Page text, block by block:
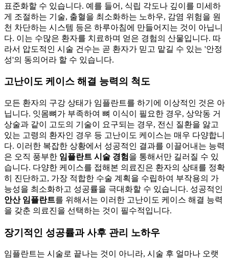
표준화할 수 있습니다. 예를 들어, 식립 각도나 깊이를 미세하
게 조절하는 기술, 출혈을 최소화하는 노하우, 감염 위험을 원
천 차단하는 시스템 등은 하루아침에 만들어지는 것이 아닙니
다. 이는 수많은 환자를 치료하며 얻은 경험의 산물입니다. 따
라서 압도적인 시술 건수는 곧 환자가 믿고 맡길 수 있는 '안정
성'의 동의어라 할 수 있습니다.
고난이도 케이스 해결 능력의 척도
모든 환자의 구강 상태가 임플란트를 하기에 이상적인 것은 아
닙니다. 잇몸뼈가 부족하여 뼈 이식이 필요한 경우, 상악동 거
상술과 같이 고도의 기술이 요구되는 경우, 전신 질환을 앓고
있는 고령의 환자인 경우 등 고난이도 케이스는 매우 다양합니
다. 이러한 복잡한 상황에서 성공적인 결과를 이끌어내는 능력
은 오직 풍부한 임플란트 시술 경험 을 통해서만 길러질 수 있
습니다. 다양한 케이스를 접해본 의료진은 환자의 상태를 정확
히 진단하고, 가장 적합한 수술 계획을 수립하여 부작용의 가
능성을 최소화하고 성공률을 극대화할 수 있습니다. 성공적인
안산 임플란트를 위해서는 이러한 고난이도 케이스 해결 능력
을 갖춘 의료진을 선택하는 것이 필수적입니다.
장기적인 성공률과 사후 관리 노하우
임플란트는 시술로 끝나는 것이 아니라, 시술 후 얼마나 오랫